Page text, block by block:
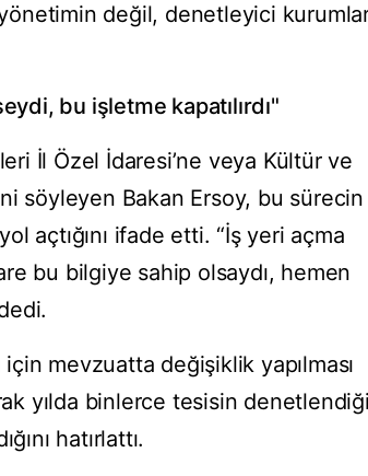
değil, denetleyici
bu işletme kapatılırdı"
İl Özel İdaresi’ne veya Kültür ve
söyleyen Bakan Ersoy, bu sürecin
açtığını ifade etti. “İş yeri açma
bu bilgiye sahip olsaydı, hemen
mevzuatta değişiklik yapılması
yılda binlerce tesisin
hatırlattı.